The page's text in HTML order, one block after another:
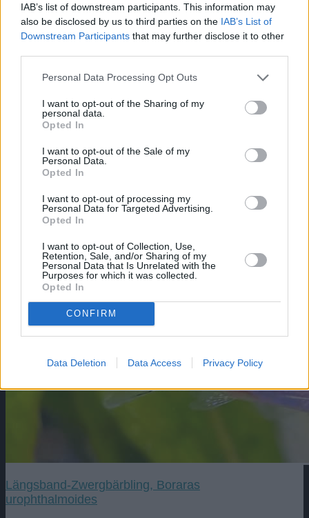
IAB’s list of downstream participants. This information may
also be disclosed by us to third parties on the IAB’s List of
Downstream Participants that may further disclose it to other
Personal Data Processing Opt Outs
I want to opt-out of the Sharing of my
personal data.
Opted In
I want to opt-out of the Sale of my
Personal Data.
Opted In
I want to opt-out of processing my
Personal Data for Targeted Advertising.
Opted In
I want to opt-out of Collection, Use,
Retention, Sale, and/or Sharing of my
Personal Data that Is Unrelated with the
Purposes for which it was collected.
Opted In
CONFIRM
Data Deletion Data Access Privacy Policy
Cyprinidae ,Fischarten
Der Rotflossen Zwergbärbling, bekannt als
Rasbora rubrodorsalis, ist eine reizvolle und
farbenprächtige Süßwasserfischart aus der
Familie der Karpfenfische (Cyprinidae).
von etwa 3 bis 4 cm erreicht.
content/uploads/2024/01/Rasbora-
rubrodorsalis.jpg 430
https://aquaristik.liquid-news.com/wp-
aquaristik2024-01-21 00:02:532024-04-18
07:29:39Rotflossen Zwergbärbling –
Rasbora rubrodorsalis
Längsband-Zwergbärbling, Boraras
urophthalmoides